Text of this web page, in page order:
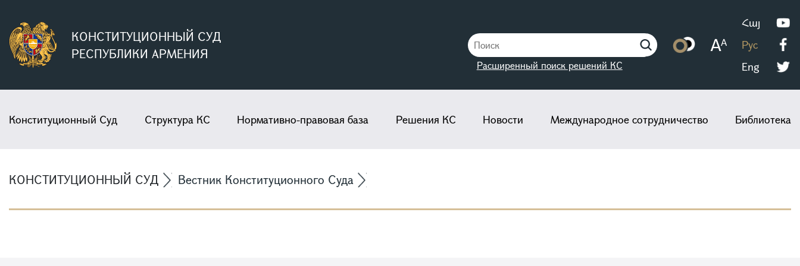
КОНСТИТУЦИОННЫЙ СУД
РЕСПУБЛИКИ АРМЕНИЯ
Расширенный поиск решений КС
Հայ
Рус
Eng
Конституционный Суд Структура КС Нормативно-правовая база Решения КС Новости Международное сотрудничество Библиотека
КОНСТИТУЦИОННЫЙ СУД Вестник Конституционного Суда